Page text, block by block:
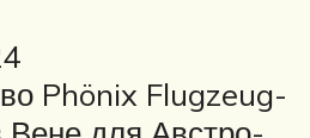
Phönix Flugzeug-